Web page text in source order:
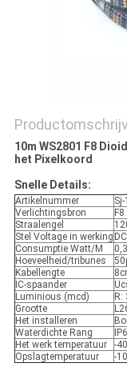
10m WS2801 F8
het Pixelkoord
Snelle Details:
Artikelnummer
Verlichtingsbron
Straalengel
Stel Voltage in werking
Consumptie Watt/M
Hoeveelheid/tribunes
Kabellengte
IC-spaander
Luminious (mcd)
R:
Grootte
Het installeren
Waterdichte Rang
Het werk temperatuur
-
Opslagtemperatuur
-